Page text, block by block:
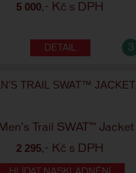
5 000,- Kč s DPH
3
TRAIL SWAT™ JACKET
2 295,- Kč s DPH